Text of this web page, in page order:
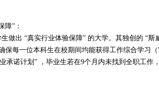
障”：
做出 “真实行业体验保障” 的大学。其独创的 “斯
保每一位本科生在校期间均能获得工作综合学习
承诺计划” ，毕业生若在9个月内未找到全职工作